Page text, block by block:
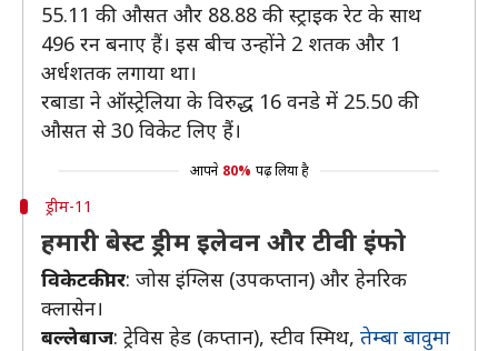
55.11 की औसत और 88.88 की स्ट्राइक रेट के साथ
496 रन बनाए हैं। इस बीच उन्होंने 2 शतक और 1
अर्धशतक लगाया था।
रबाडा ने ऑस्ट्रेलिया के विरुद्ध 16 वनडे में 25.50 की
औसत से 30 विकेट लिए हैं।
आपने 80% पढ़ लिया है
ड्रीम-11
हमारी बेस्ट ड्रीम इलेवन और टीवी इंफो
विकेटकीपर: जोस इंग्लिस (उपकप्तान) और हेनरिक
क्लासेन।
बल्लेबाज: ट्रेविस हेड (कप्तान), स्टीव स्मिथ, तेम्बा बावुमा